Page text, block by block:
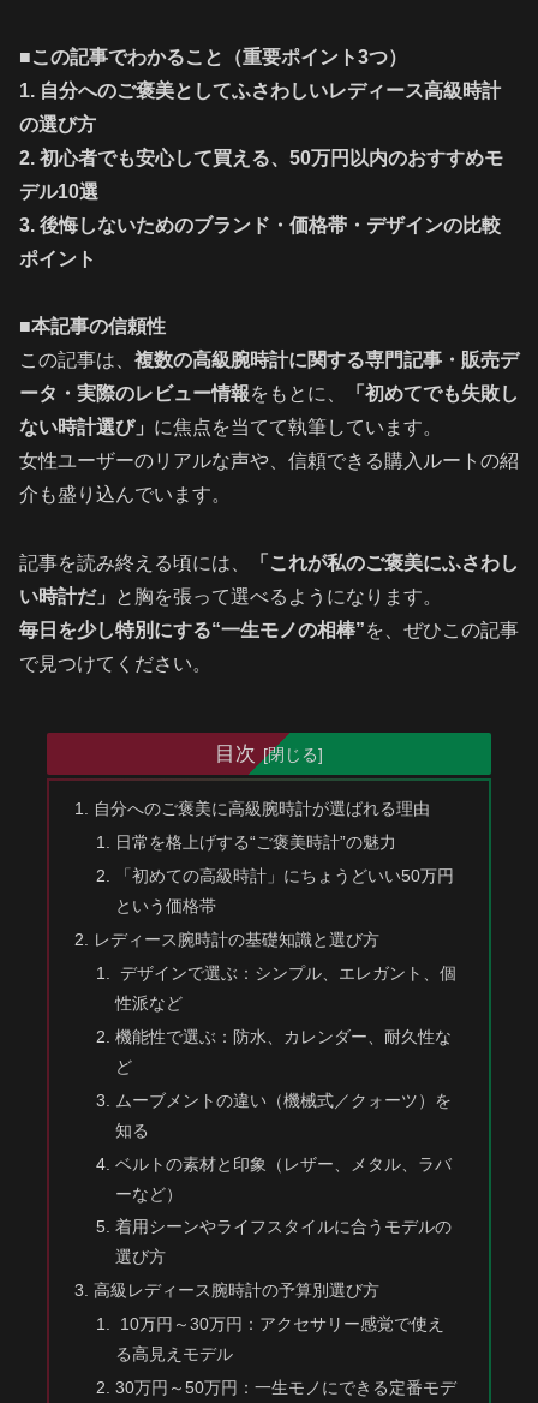
■この記事でわかること（重要ポイント3つ）
1. 自分へのご褒美としてふさわしいレディース高級時計
の選び方
2. 初心者でも安心して買える、50万円以内のおすすめモ
デル10選
3. 後悔しないためのブランド・価格帯・デザインの比較
ポイント
■本記事の信頼性
この記事は、 複数の高級腕時計に関する専門記事・販売デ
ータ・実際のレビュー情報をもとに、
「初めてでも失敗し
ない時計選び」 に焦点を当てて執筆しています。
女性ユーザーのリアルな声や、信頼できる購入ルートの紹
介も盛り込んでいます。
記事を読み終える頃には、
「これが私のご褒美にふさわし
い時計だ」
と胸を張って選べるようになります。
毎日を少し特別にする“一生モノの相棒”を、ぜひこの記事
で見つけてください。
目次
自分へのご褒美に高級腕時計が選ばれる理由
日常を格上げする“ご褒美時計”の魅力
「初めての高級時計」にちょうどいい50万円
という価格帯
レディース腕時計の基礎知識と選び方
デザインで選ぶ：シンプル、エレガント、個
性派など
機能性で選ぶ：防水、カレンダー、耐久性な
ど
ムーブメントの違い（機械式／クォーツ）を
知る
ベルトの素材と印象（レザー、メタル、ラバ
ーなど）
着用シーンやライフスタイルに合うモデルの
選び方
高級レディース腕時計の予算別選び方
10万円～30万円：アクセサリー感覚で使え
る高見えモデル
30万円～50万円：一生モノにできる定番モデ